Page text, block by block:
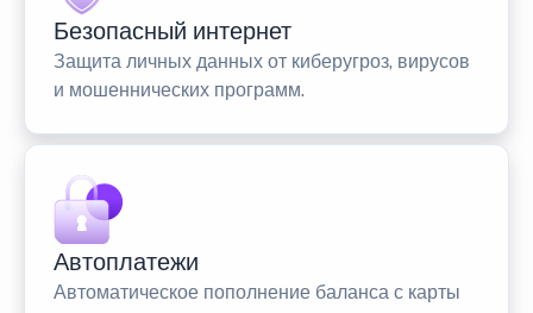
Безопасный интернет
Защита личных данных от киберугроз, вирусов
и мошеннических программ.
Автоплатежи
Автоматическое пополнение баланса с карты